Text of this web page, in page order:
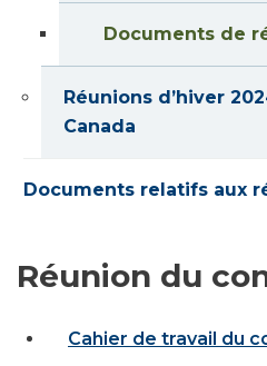
Documents de
Réunions d’hiver
Canada
Documents relatifs aux
Réunion du
Cahier de travail du